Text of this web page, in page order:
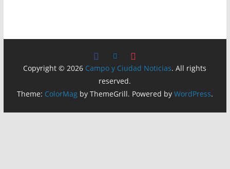
Copyright © 2026 Campo y Ciudad Noticias. All rights
reserved.
Theme: ColorMagby ThemeGrill. Powered by WordPress.